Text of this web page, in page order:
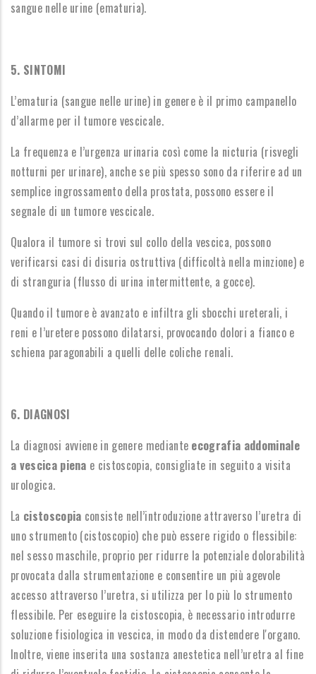
sangue nelle urine (ematuria).
5. SINTOMI
L’ematuria (sangue nelle urine) in genere è il primo campanello
d’allarme per il tumore vescicale.
La frequenza e l’urgenza urinaria così come la nicturia (risvegli
notturni per urinare), anche se più spesso sono da riferire ad un
semplice ingrossamento della prostata, possono essere il
segnale di un tumore vescicale.
Qualora il tumore si trovi sul collo della vescica, possono
verificarsi casi di disuria ostruttiva (difficoltà nella minzione) e
di stranguria (flusso di urina intermittente, a gocce).
Quando il tumore è avanzato e infiltra gli sbocchi ureterali, i
reni e l’uretere possono dilatarsi, provocando dolori a fianco e
schiena paragonabili a quelli delle coliche renali.
6. DIAGNOSI
La diagnosi avviene in genere mediante ecografia addominale
a vescica piena e cistoscopia, consigliate in seguito a visita
urologica.
La cistoscopia consiste nell’introduzione attraverso l’uretra di
uno strumento (cistoscopio) che può essere rigido o flessibile:
nel sesso maschile, proprio per ridurre la potenziale dolorabilità
provocata dalla strumentazione e consentire un più agevole
accesso attraverso l’uretra, si utilizza per lo più lo strumento
flessibile. Per eseguire la cistoscopia, è necessario introdurre
soluzione fisiologica in vescica, in modo da distendere l'organo.
Inoltre, viene inserita una sostanza anestetica nell’uretra al fine